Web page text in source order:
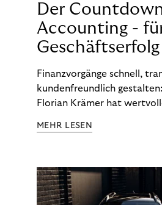
Der
Accounting -
Geschäftserfolg
Finanzvorgänge schnell,
kundenfreundlich
Florian Krämer hat
möchten.
MEHR LESEN